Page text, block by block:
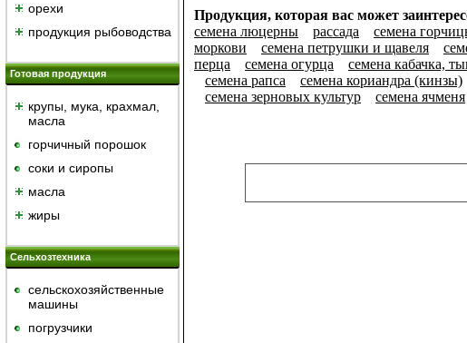
орехи
продукция рыбоводства
Готовая продукция
крупы, мука, крахмал,
масла
горчичный порошок
cоки и сиропы
масла
жиры
Сельхозтехника
сельскохозяйственные
машины
погрузчики
Продукция, которая вас может
семена люцерны
рассада семена
моркови
семена петрушки и щавеля
перца
семена огурца семена кабачка,
семена рапса
семена кориандра (кинзы)
семена зерновых культур
семена ячменя